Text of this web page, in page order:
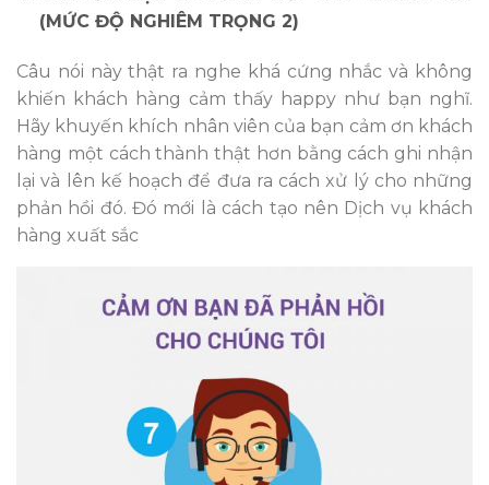
(MỨC ĐỘ NGHIÊM TRỌNG 2)
Câu nói này thật ra nghe khá cứng nhắc và không
khiến khách hàng cảm thấy happy như bạn nghĩ.
Hãy khuyến khích nhân viên của bạn cảm ơn khách
hàng một cách thành thật hơn bằng cách ghi nhận
lại và lên kế hoạch để đưa ra cách xử lý cho những
phản hồi đó. Đó mới là cách tạo nên Dịch vụ khách
hàng xuất sắc